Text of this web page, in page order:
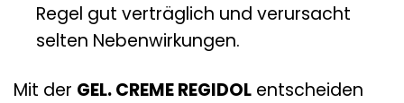
Regel gut verträglich und verursacht
selten Nebenwirkungen.
Mit der GEL. CREME REGIDOL entscheiden